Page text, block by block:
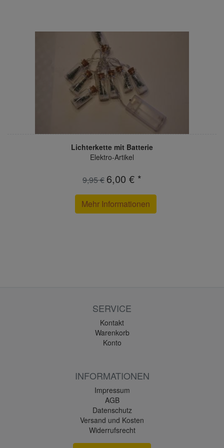
Lichterkette mit Batterie
Elektro-Artikel
9,95 € 6,00 € *
Mehr Informationen
SERVICE
Kontakt
Warenkorb
Konto
INFORMATIONEN
Impressum
AGB
Datenschutz
Versand und Kosten
Widerrufsrecht